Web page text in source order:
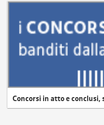
Concorsi in atto e